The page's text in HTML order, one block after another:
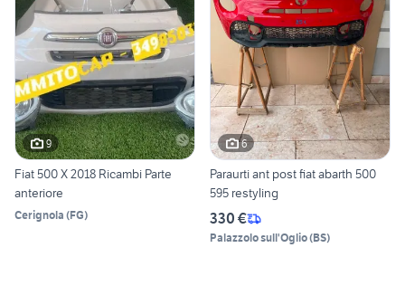
9
Fiat 500 X 2018 Ricambi Parte
anteriore
Cerignola (FG)
6
Paraurti ant post fiat abarth 500
595 restyling
330 €
Palazzolo sull'Oglio(BS)